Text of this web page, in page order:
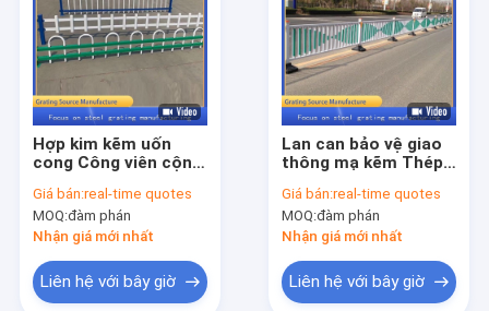
Hợp kim kẽm uốn
cong Công viên cộng
viền U Hình chữ U
Giá bán:real-time quotes
MOQ:đàm phán
Nhận giá mới nhất
Liên hệ với bây giờ
Lan can bảo vệ giao
thông mạ kẽm Thép
Giá bán:real-time quotes
MOQ:đàm phán
Nhận giá mới nhất
Liên hệ với bây giờ